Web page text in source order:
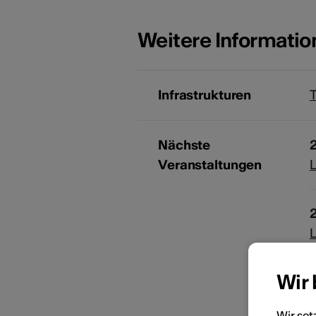
Weitere
Infrastrukturen
Nächste
Veranstaltungen
Wir